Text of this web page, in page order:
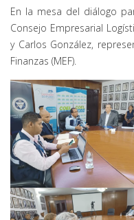
En la mesa del diálogo
Consejo Empresarial
y Carlos González,
Finanzas (MEF).